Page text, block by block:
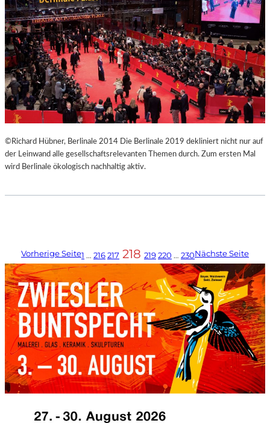
©Richard Hübner, Berlinale 2014 Die Berlinale 2019 dekliniert nicht nur auf
der Leinwand alle gesellschaftsrelevanten Themen durch. Zum ersten Mal
wird Berlinale ökologisch nachhaltig aktiv.
Vorherige Seite1 … 216217 218 219220 … 230Nächste Seite